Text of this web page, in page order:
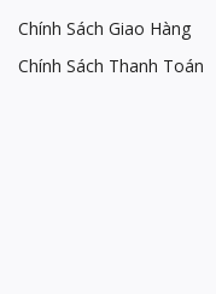
Chính Sách Giao Hàng
Chính Sách Thanh Toán